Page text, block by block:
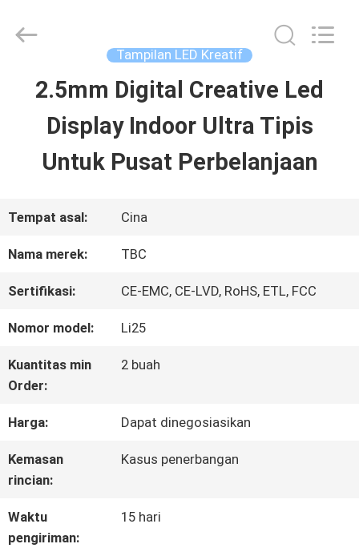
RUMAH
PRODUK
TAMPILAN
VR
KAMI
PABRIK
KUALITAS
Topbright
Creation
Tampilan LED Kreatif
2.5mm Digital Creative Led
Display Indoor Ultra Tipis
Untuk Pusat Perbelanjaan
Tempat asal: Cina
Nama merek: TBC
Sertifikasi: CE-EMC, CE-LVD, RoHS, ETL, FCC
Nomor model: Li25
Kuantitas min
Order:
2 buah
Harga: Dapat dinegosiasikan
Kemasan
rincian:
Kasus penerbangan
Waktu
pengiriman:
15 hari